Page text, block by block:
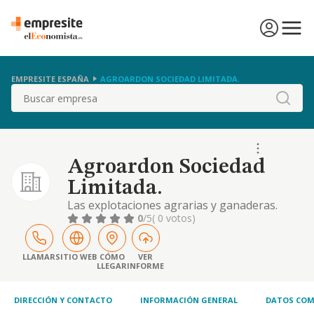
EMPRESITE ESPAÑA AGROARDON SOCIEDAD LIMITADA.
Buscar
Agroardon Sociedad
Limitada.
Las explotaciones agrarias y ganaderas.
cultivo de todo tipo de productos agrícolas,
tanto para alimentación como forrajeras, de
forma intensiva como extensiva.
explotaciones ganaderas, intensivas y
extensivas de todo tipo deanimales
0/5( 0 votos)
LLAMARSITIO WEB CÓMO
LLEGAR
VER
INFORME
DIRECCIÓN Y CONTACTO INFORMACIÓN GENERAL DATOS